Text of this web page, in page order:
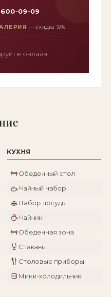
600-09-09
— скидка 10%
онлайн
КУХНЯ
Обеденный стол
Чайный набор
Набор посуды
Чайник
Обеденная зона
Стаканы
Столовые приборы
Мини-холодильник